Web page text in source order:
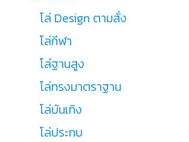
โล่ Design ตามสั่ง
โล่กีฬา
โล่ฐานสูง
โล่ทรงมาตราฐาน
โล่บันเทิง
โล่ประกบ